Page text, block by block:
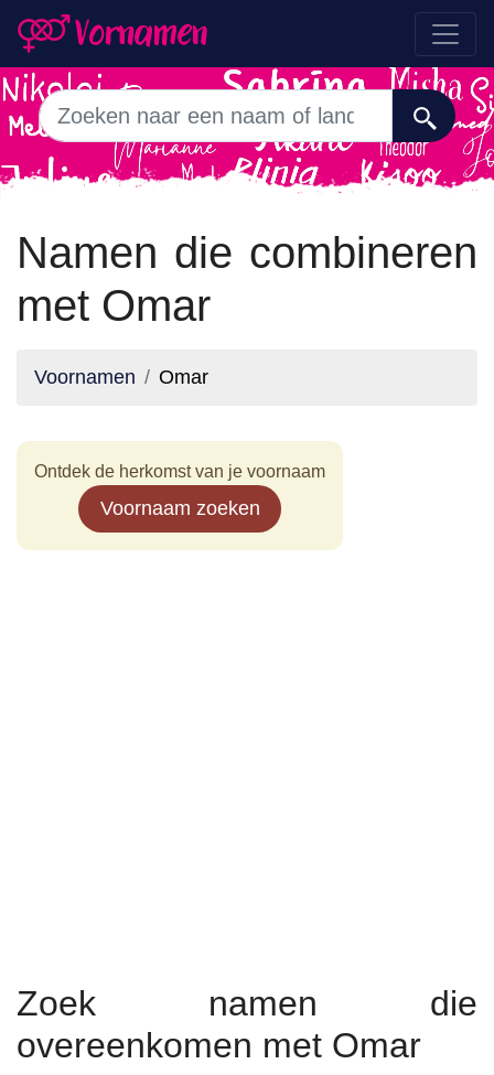
Namen die combineren
met Omar
Voornamen Omar
Ontdek de herkomst van je voornaam
Voornaam zoeken
Zoek namen die
overeenkomen met Omar